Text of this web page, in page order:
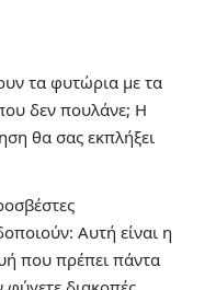
τα φυτώρια με τα
δεν πουλάνε; Η
θα σας εκπλήξει
Αυτή είναι η
που πρέπει πάντα